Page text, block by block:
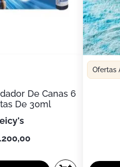
De Canas 6
De 30ml
meicy's
200,00
Ofertas